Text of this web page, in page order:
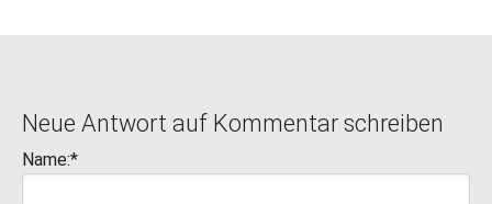
Neue Antwort auf Kommentar schreiben
Name:*